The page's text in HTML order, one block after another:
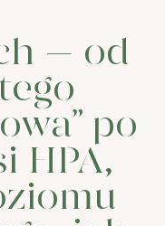
– od
po
HPA,